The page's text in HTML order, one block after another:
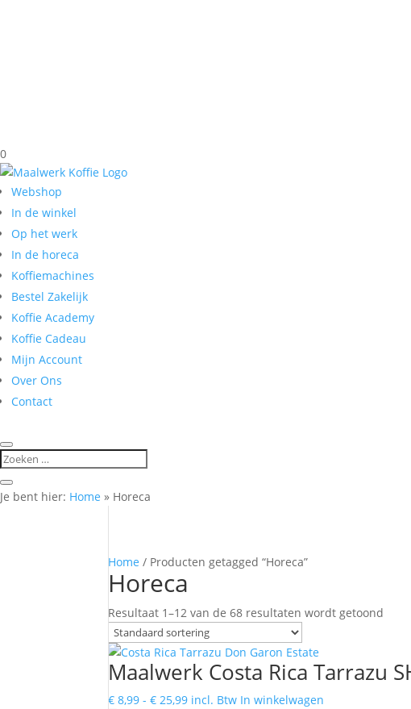
0
Webshop
In de winkel
Op het werk
In de horeca
Koffiemachines
Bestel Zakelijk
Koffie Academy
Koffie Cadeau
Mijn Account
Over Ons
Contact
Je bent hier: Home » Horeca
Home / Producten getagged “Horeca”
Horeca
Resultaat 1–12 van de 68 resultaten wordt getoond
Maalwerk Costa Rica Tarrazu
€ 8,99 - € 25,99Prijsklasse:
incl. Btw In winkelwagen